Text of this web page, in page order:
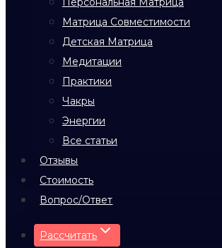
Матрица Совместимости
Детская Матрица
Медитации
Практики
Чакры
Энергии
Все статьи
Отзывы
Стоимость
Вопрос/Ответ
Рассчитать